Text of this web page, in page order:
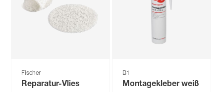
Fischer
Reparatur-Vlies
B1
Montagekleber weiß